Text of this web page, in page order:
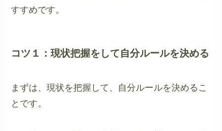
すすめです。
コツ１：現状把握をして自分ルールを決める
まずは、現状を把握して、自分ルールを決めるこ
とです。